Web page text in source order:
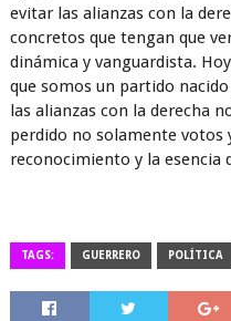
evitar las alianzas con la
concretos que tengan que
dinámica y vanguardista.
que somos un partido
las alianzas con la derecha
perdido no solamente votos
reconocimiento y la esencia
TAGS: GUERRERO POLÍTICA